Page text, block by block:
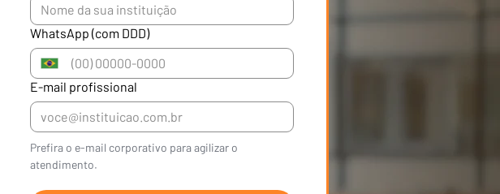
WhatsApp (com DDD)
E-mail profissional
Prefira o e-mail corporativo para agilizar o
atendimento.